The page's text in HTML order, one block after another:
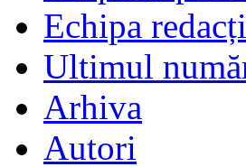
Echipa
Ultimul
Arhiva
Autori